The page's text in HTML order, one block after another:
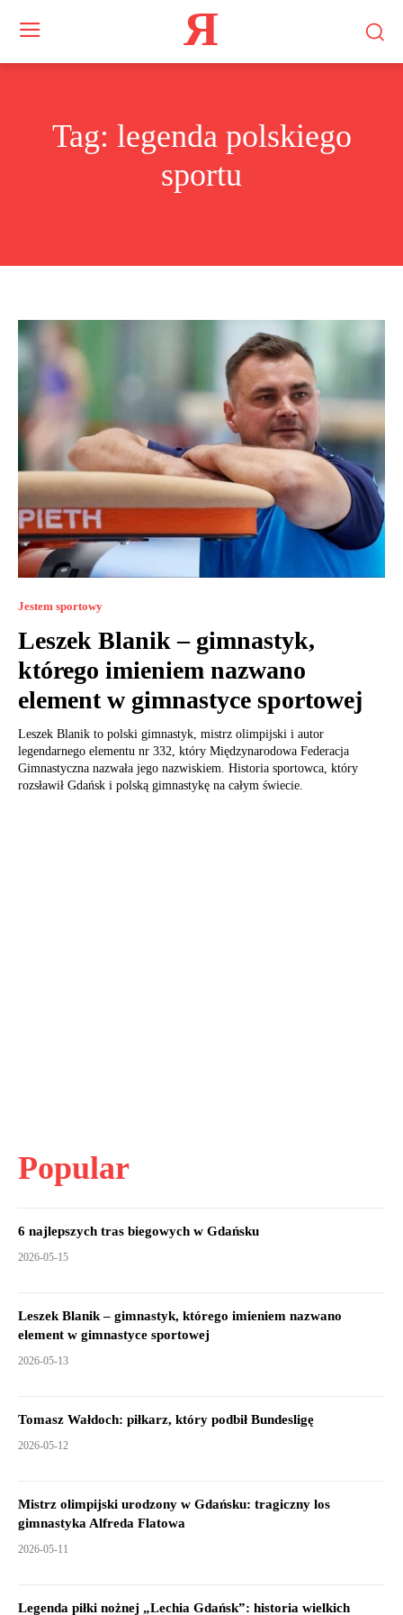
Я
Tag: legenda polskiego
sportu
Jestem sportowy
Leszek Blanik – gimnastyk,
którego imieniem nazwano
element w gimnastyce sportowej
Leszek Blanik to polski gimnastyk, mistrz olimpijski i autor
legendarnego elementu nr 332, który Międzynarodowa Federacja
Gimnastyczna nazwała jego nazwiskiem. Historia sportowca, który
rozsławił Gdańsk i polską gimnastykę na całym świecie.
Popular
6 najlepszych tras biegowych w Gdańsku
2026-05-15
Leszek Blanik – gimnastyk, którego imieniem nazwano
element w gimnastyce sportowej
2026-05-13
Tomasz Wałdoch: piłkarz, który podbił Bundesligę
2026-05-12
Mistrz olimpijski urodzony w Gdańsku: tragiczny los
gimnastyka Alfreda Flatowa
2026-05-11
Legenda piłki nożnej „Lechia Gdańsk”: historia wielkich